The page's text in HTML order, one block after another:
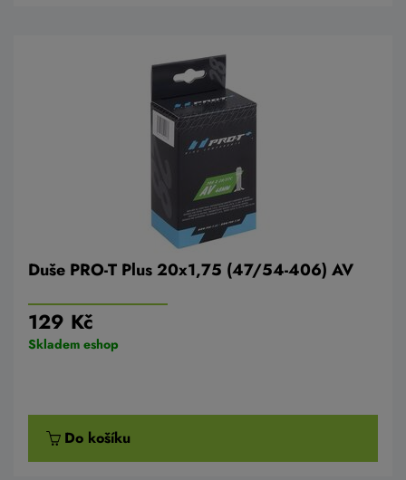
Duše PRO-T Plus 20x1,75 (47/54-406) AV
129 Kč
Skladem eshop
Do košíku